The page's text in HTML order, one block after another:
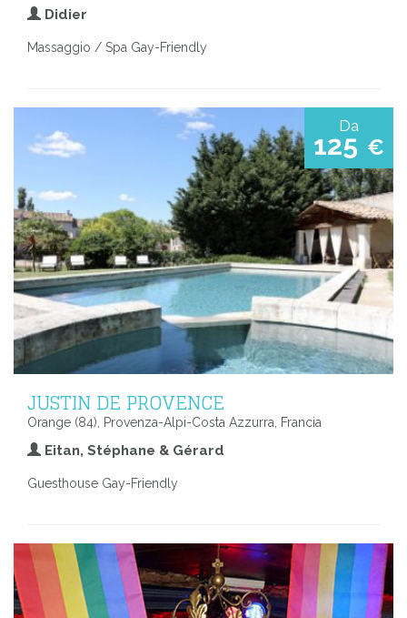
Didier
Massaggio / Spa Gay-Friendly
Da
125 €
JUSTIN DE PROVENCE
Orange (84), Provenza-Alpi-Costa Azzurra, Francia
Eitan, Stéphane & Gérard
Guesthouse Gay-Friendly